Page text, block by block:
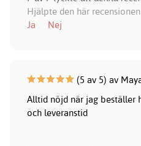
Hjälpte den här
Ja
Nej
(5 av 5) av
Alltid nöjd när jag beställer
och leveranstid